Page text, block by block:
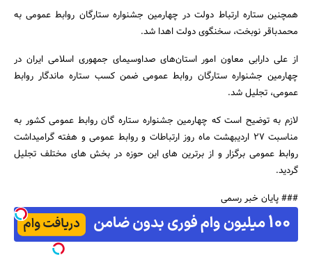
جستجو
همچنین ستاره ارتباط دولت در چهارمین جشنواره ستارگان روابط عمومی به
محمدباقر نوبخت، سخنگوی دولت اهدا شد.
از علی دارابی معاون امور استان‌های صداوسیمای جمهوری اسلامی ایران در
چهارمین جشنواره ستارگان روابط عمومی ضمن کسب ستاره ماندگار روابط
عمومی، تجلیل شد.
لازم به توضیح است که چهارمین جشنواره ستاره گان روابط عمومی کشور به
مناسبت 27 اردیبهشت ماه روز ارتباطات و روابط عمومی و هفته گرامیداشت
روابط عمومی برگزار و از برترین های این حوزه در بخش های مختلف تجلیل
گردید.
### پایان خبر رسمی